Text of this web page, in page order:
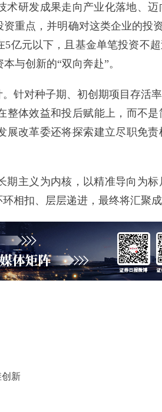
研发成果走向产业化落地、迈
重点，并明确对这类企业的投
亿元以下，且基金单笔投资不
与创新的“双向奔赴”。
对种子期、初创期项目存活率
整体效益和投后赋能上，而不
展改革委还将探索建立尽职免
主义为内核，以精准导向为标
相扣、层层递进，最终将汇聚
新